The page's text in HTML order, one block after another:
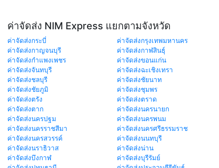
ค่าจัดส่ง NIM Express แยกตามจังหวัด
ค่าจัดส่งกระบี่
ค่าจัดส่งกรุงเทพมหานคร
ค่าจัดส่งกาญจนบุรี
ค่าจัดส่งกาฬสินธุ์
ค่าจัดส่งกำแพงเพชร
ค่าจัดส่งขอนแก่น
ค่าจัดส่งจันทบุรี
ค่าจัดส่งฉะเชิงเทรา
ค่าจัดส่งชลบุรี
ค่าจัดส่งชัยนาท
ค่าจัดส่งชัยภูมิ
ค่าจัดส่งชุมพร
ค่าจัดส่งตรัง
ค่าจัดส่งตราด
ค่าจัดส่งตาก
ค่าจัดส่งนครนายก
ค่าจัดส่งนครปฐม
ค่าจัดส่งนครพนม
ค่าจัดส่งนครราชสีมา
ค่าจัดส่งนครศรีธรรมราช
ค่าจัดส่งนครสวรรค์
ค่าจัดส่งนนทบุรี
ค่าจัดส่งนราธิวาส
ค่าจัดส่งน่าน
ค่าจัดส่งบึงกาฬ
ค่าจัดส่งบุรีรัมย์